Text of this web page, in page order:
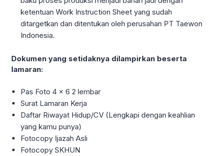
ketentuan Work Instruction Sheet yang sudah
ditargetkan dan ditentukan oleh perusahan PT Taewon
Indonesia.
Dokumen yang setidaknya dilampirkan beserta
lamaran:
Pas Foto 4 x 6 2 lembar
Surat Lamaran Kerja
Daftar Riwayat Hidup/CV (Lengkapi dengan keahlian
yang kamu punya)
Fotocopy Ijazah Asli
Fotocopy SKHUN